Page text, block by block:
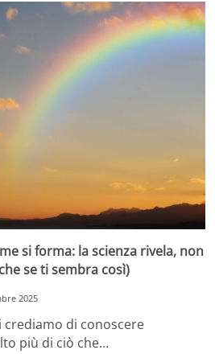
si forma: la scienza rivela, non
se ti sembra così)
2025
di conoscere
più di ciò che…